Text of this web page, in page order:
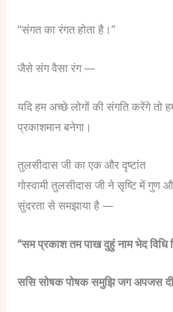
“संगत का रंगत होता है।”
जैसे संग वैसा रंग —
यदि हम अच्छे लोगों की संगति करेंगे तो
प्रकाशमान बनेगा।
तुलसीदास जी का एक और दृष्टांत
गोस्वामी तुलसीदास जी ने सृष्टि में गुण
सुंदरता से समझाया है —
“सम प्रकाश तम पाख दुहुं नाम भेद विधि
ससि सोषक पोषक समुझि जग अपजस